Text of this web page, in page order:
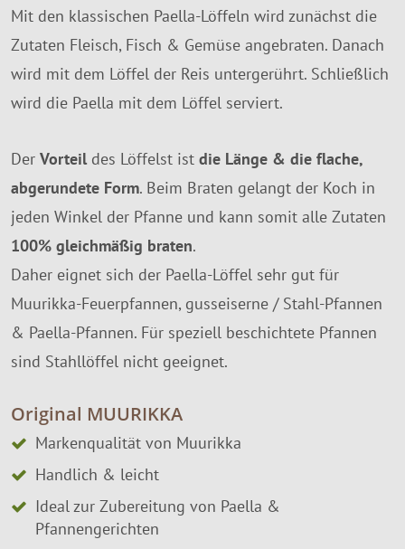
Mit den klassischen Paella-Löffeln wird zunächst die
Zutaten Fleisch, Fisch & Gemüse angebraten. Danach
wird mit dem Löffel der Reis untergerührt. Schließlich
wird die Paella mit dem Löffel serviert.
Der Vorteildes Löffelst ist die Länge & die flache,
abgerundete Form. Beim Braten gelangt der Koch in
jeden Winkel der Pfanne und kann somit alle Zutaten
100% gleichmäßig braten.
Daher eignet sich der Paella-Löffel sehr gut für
Muurikka-Feuerpfannen, gusseiserne / Stahl-Pfannen
& Paella-Pfannen. Für speziell beschichtete Pfannen
sind Stahllöffel nicht geeignet.
Original MUURIKKA
Markenqualität von Muurikka
Handlich & leicht
Ideal zur Zubereitung von Paella &
Pfannengerichten